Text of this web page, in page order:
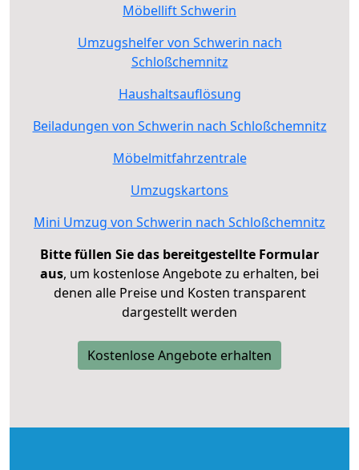
Möbellift Schwerin
Umzugshelfer von Schwerin nach
Schloßchemnitz
Haushaltsauflösung
Beiladungen von Schwerin nach Schloßchemnitz
Möbelmitfahrzentrale
Umzugskartons
Mini Umzug von Schwerin nach Schloßchemnitz
Bitte füllen Sie das bereitgestellte Formular
aus, um kostenlose Angebote zu erhalten, bei
denen alle Preise und Kosten transparent
dargestellt werden
Kostenlose Angebote erhalten